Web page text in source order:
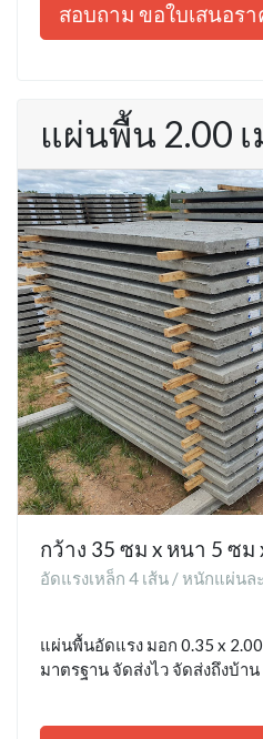
สอบถาม ขอใบเสนอรา
แผ่นพื้น 2.00 เ
กว้าง 35 ซม x หนา 5 ซม
อัดแรงเหล็ก 4 เส้น / หนักแผ่นล
แผ่นพื้นอัดแรง มอก 0.35 x
มาตรฐาน จัดส่งไว จัดส่งถึงบ้าน